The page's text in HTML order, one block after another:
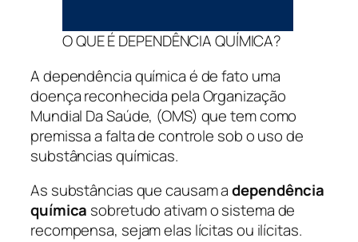
O QUE É DEPENDÊNCIA QUÍMICA?
A dependência química é de fato uma
doença reconhecida pela Organização
Mundial Da Saúde, (OMS) que tem como
premissa a falta de controle sob o uso de
substâncias químicas.
As substâncias que causam adependência
química sobretudo ativam o sistema de
recompensa, sejam elas lícitas ou ilícitas.